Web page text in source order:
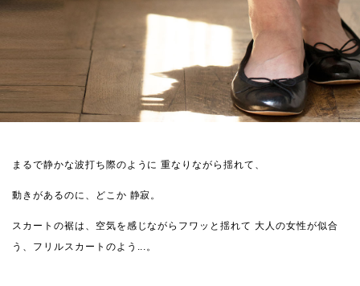
まるで静かな波打ち際のように 重なりながら揺れて、
動きがあるのに、どこか 静寂。
スカートの裾は、空気を感じながらフワッと揺れて 大人の女性が似合
う、フリルスカートのよう...。